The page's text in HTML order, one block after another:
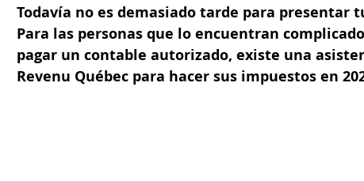
Todavía no es demasiado tarde para presentar
Para las personas que lo encuentran
pagar un contable autorizado, existe una
Revenu Québec para hacer sus impuestos en